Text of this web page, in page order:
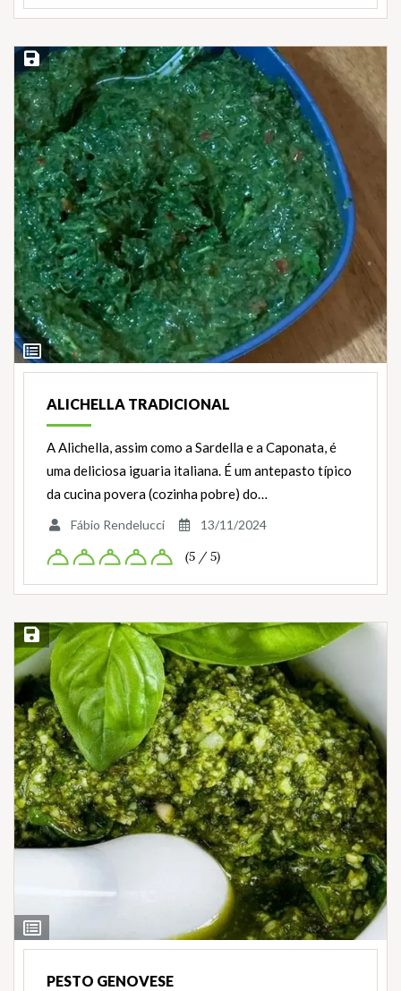
Ver
Ingredientes
Salvar Receita
ALICHELLA TRADICIONAL
A Alichella, assim como a Sardella e a Caponata, é
uma deliciosa iguaria italiana. É um antepasto típico
da cucina povera (cozinha pobre) do…
Fábio Rendelucci 13/11/2024
(5 / 5)
Ver
Ingredientes
Salvar Receita
PESTO GENOVESE